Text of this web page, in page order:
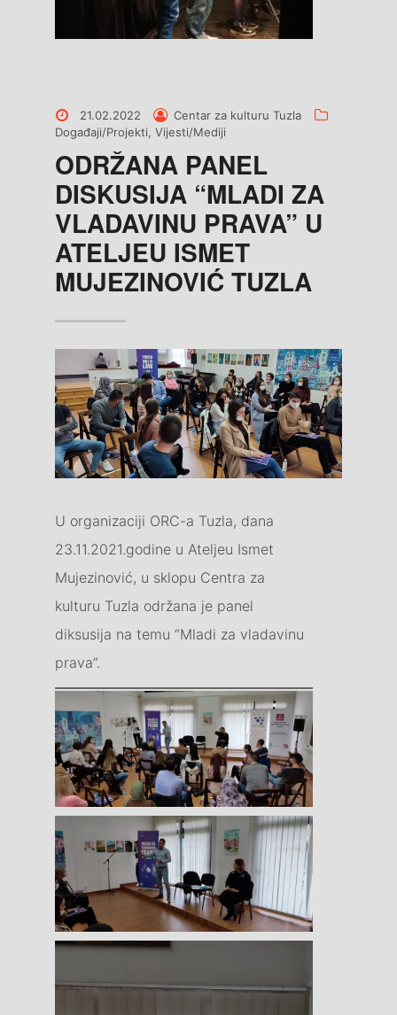
Posted
on
21.02.2022
Posted
by
Centar za kulturu Tuzla
Događaji/Projekti,Vijesti/Mediji
ODRŽANA PANEL
DISKUSIJA “MLADI ZA
VLADAVINU PRAVA” U
ATELJEU ISMET
MUJEZINOVIĆ TUZLA
U organizaciji ORC-a Tuzla, dana
23.11.2021.godine u Ateljeu Ismet
Mujezinović, u sklopu Centra za
kulturu Tuzla održana je panel
diksusija na temu “Mladi za vladavinu
prava”.